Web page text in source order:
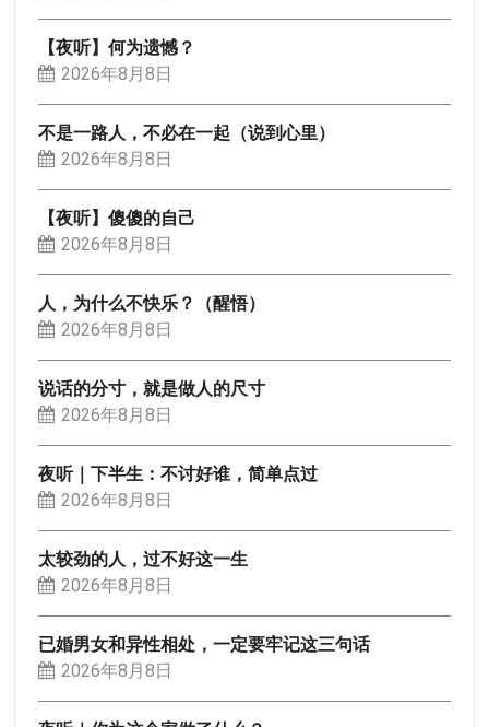
【夜听】何为遗憾？
2026年8月8日
不是一路人，不必在一起（说到心里）
2026年8月8日
【夜听】傻傻的自己
2026年8月8日
人，为什么不快乐？（醒悟）
2026年8月8日
说话的分寸，就是做人的尺寸
2026年8月8日
夜听｜下半生：不讨好谁，简单点过
2026年8月8日
太较劲的人，过不好这一生
2026年8月8日
已婚男女和异性相处，一定要牢记这三句话
2026年8月8日